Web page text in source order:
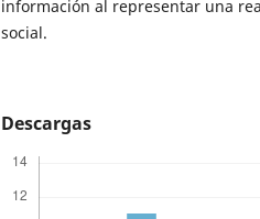
información al representar una
social.
Descargas